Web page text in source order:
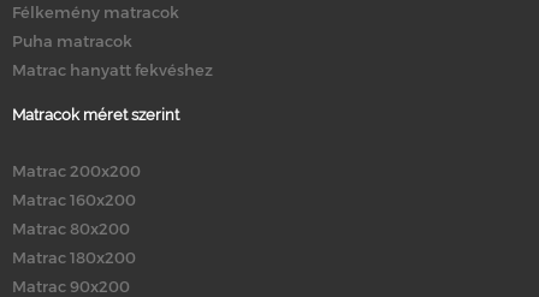
Félkemény matracok
Puha matracok
Matrac hanyatt fekvéshez
Matracok méret szerint
Matrac 200x200
Matrac 160x200
Matrac 80x200
Matrac 180x200
Matrac 90x200